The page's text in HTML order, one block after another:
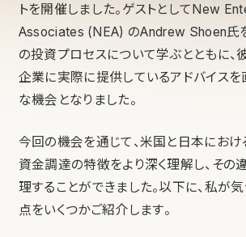
トを開催しました。ゲストとしてNew
Associates (NEA) のAndrew Shoen氏
の投資プロセスについて学ぶとともに
企業に実際に提供しているアドバイス
な機会となりました。
今回の機会を通じて、米国と日本におけ
資金調達の特徴をより深く理解し、その
理することができました。以下に、私が
点をいくつかご紹介します。